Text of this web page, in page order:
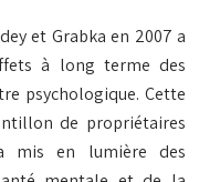
et Grabka en 2007 a
à long terme des
psychologique. Cette
de propriétaires
mis en lumière des